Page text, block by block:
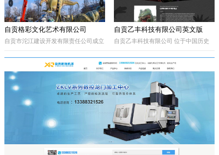
自贡乙丰科技有限公司英文版
自贡乙丰科技有限公司 位于中国历史
城”、“千年盐都”美誉的四川省自贡市。
公司自成立以来秉承质量第一、诚信为
本、开拓创兴的经营理念为宗旨，取得
了国内外客户的高度认可。公司拥有优
秀的策划设计团队、实战经验丰富的施
工队伍、科学的管理模式，秉承着创新
的理念、先进的技术、严格的施工管
理、热诚服务的态度为客户创造更大的
自贡格彩文化艺术有限公司
自贡市沱江建设开发有限责任公司成立
于自贡市高新区金泽华府旁，注册资本
10000万元，由自贡市城市建设投资开
发集团有限公司、自贡市鸿宇实业有限
公司、自贡市大安区汇安国有资本投资
运营集团有限公司、自贡市宇盛投资有
限公司等四个国有公司出资组建，市城
投集团控股。公司经营范围是沱江航电